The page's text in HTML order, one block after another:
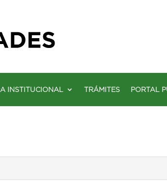
INSTITUCIONAL TRÁMITES PORTAL